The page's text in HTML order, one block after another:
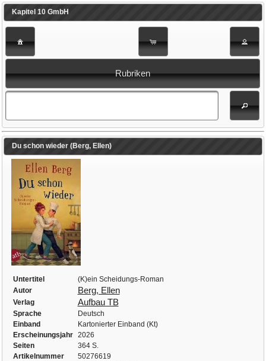
Kapitel 10 GmbH
Rubriken
Du schon wieder (Berg, Ellen)
Untertitel
(K)ein Scheidungs-Roman
Autor
Berg, Ellen
Verlag Aufbau TB
Sprache
Deutsch
Einband
Kartonierter Einband (Kt)
Erscheinungsjahr
2026
Seiten
364 S.
Artikelnummer
50276619